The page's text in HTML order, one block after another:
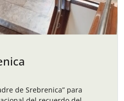
de Srebrenica” para